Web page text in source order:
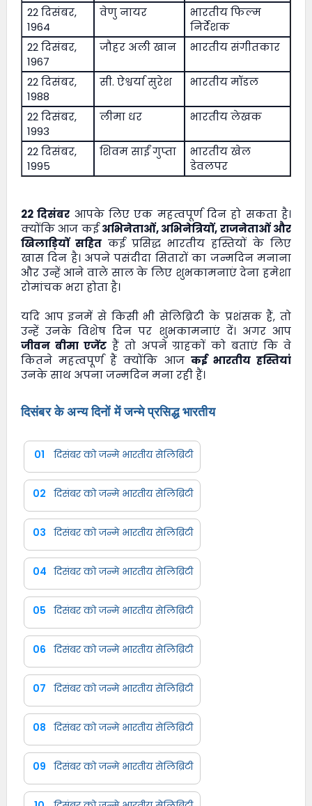
22 दिसंबर,
1964
वेणु नायर
भारतीय फिल्म
निर्देशक
22 दिसंबर,
1967
जौहर अली खान भारतीय संगीतकार
22 दिसंबर,
1988
सी. ऐश्वर्या सुरेश भारतीय मॉडल
22 दिसंबर,
1993
लीमा धर भारतीय लेखक
22 दिसंबर,
1995
शिवम साईं गुप्ता
भारतीय खेल
डेवलपर
22 दिसंबर आपके लिए एक महत्वपूर्ण दिन हो सकता है।
क्योंकि आज कईअभिनेताओं, अभिनेत्रियों, राजनेताओं और
खिलाड़ियों सहितकई प्रसिद्ध भारतीय हस्तियों के लिए
खास दिन है। अपने पसंदीदा सितारों का जन्मदिन मनाना
और उन्हें आने वाले साल के लिए शुभकामनाएं देना हमेशा
रोमांचक भरा होता है।
यदि आप इनमें से किसी भी सेलिब्रिटी के प्रशंसक हैं, तो
उन्हें उनके विशेष दिन पर शुभकामनाएं दें। अगर आप
जीवन बीमा एजेंटहैं तो अपने ग्राहकों को बताएं कि वे
कितने महत्वपूर्ण हैं क्योंकि आज कई भारतीय हस्तियां
उनके साथ अपना जन्मदिन मना रही हैं।
दिसंबर के अन्य दिनों में जन्मे प्रसिद्ध भारतीय
01 दिसंबर को जन्मे भारतीय सेलिब्रिटी
02 दिसंबर को जन्मे भारतीय सेलिब्रिटी
03 दिसंबर को जन्मे भारतीय सेलिब्रिटी
04 दिसंबर को जन्मे भारतीय सेलिब्रिटी
05 दिसंबर को जन्मे भारतीय सेलिब्रिटी
06 दिसंबर को जन्मे भारतीय सेलिब्रिटी
07 दिसंबर को जन्मे भारतीय सेलिब्रिटी
08 दिसंबर को जन्मे भारतीय सेलिब्रिटी
09 दिसंबर को जन्मे भारतीय सेलिब्रिटी